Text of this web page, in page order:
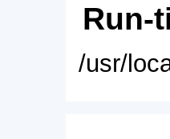
Run-
/usr/